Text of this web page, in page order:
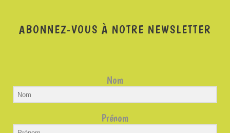
ABONNEZ-VOUS À NOTRE NEWSLETTER
Nom
Prénom